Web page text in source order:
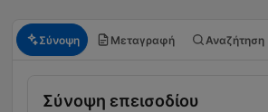
Σύνοψη Μεταγραφή Αναζήτηση
Σύνοψη επεισοδίου